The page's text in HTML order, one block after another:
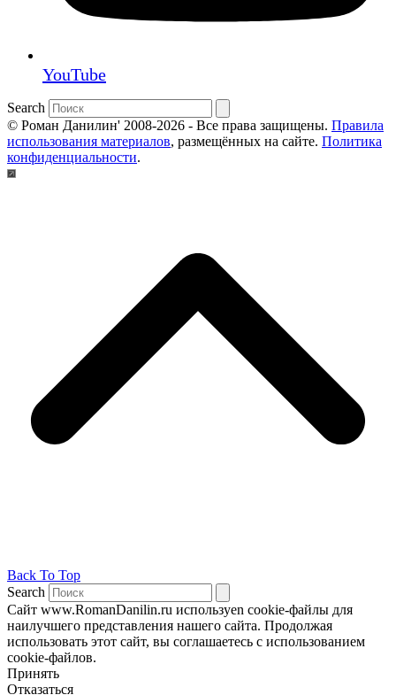
YouTube
Search
© Роман Данилин' 2008-2026 - Все права защищены. Правила
использования материалов, размещённых на сайте. Политика
конфиденциальности.
Back To Top
Search
Сайт www.RomanDanilin.ru используеn cookie-файлы для
наилучшего представления нашего сайта. Продолжая
использовать этот сайт, вы соглашаетесь с использованием
cookie-файлов.
Принять
Отказаться